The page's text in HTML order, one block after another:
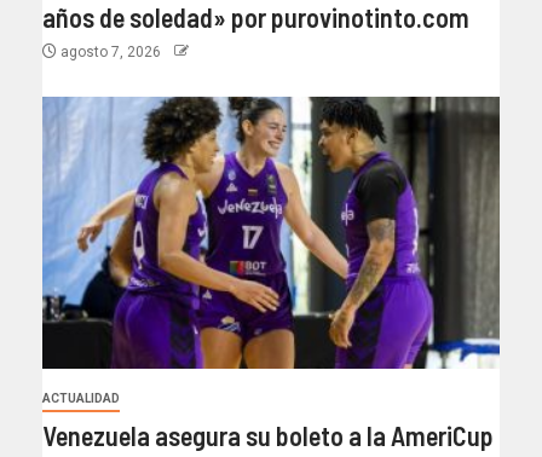
años de soledad» por purovinotinto.com
agosto 7, 2026
ACTUALIDAD
Venezuela asegura su boleto a la AmeriCup